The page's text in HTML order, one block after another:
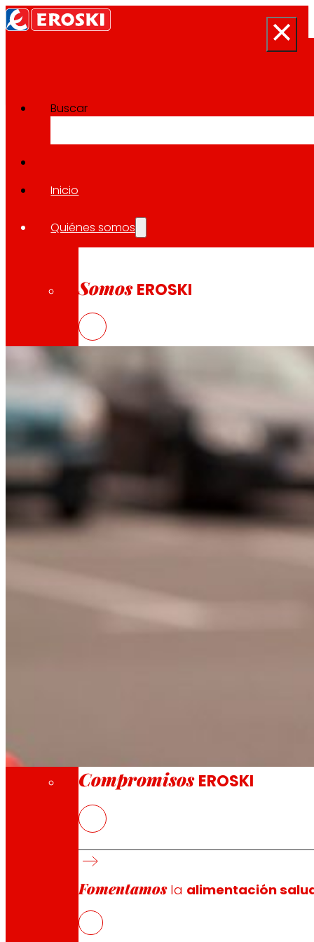
Buscar
Inicio
Quiénes somos
Somos EROSKI
Así somos
Todo nuestro ADN: un viaje por la misión, la
Somos por y para las personas. Descubre
Compromisos EROSKI
Fomentamosla alimentación
Sala de prensa
Volver a todas las noticias
19.11.2025
EROSKI fija los términos
El tipo de interés fijo del bono ha quedado
El bono tiene un importe nominal de 500
En paralelo, la cooperativa ha suscrito